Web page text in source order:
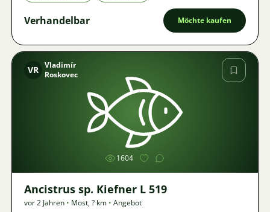
Verhandelbar Möchte kaufen
Bild
VR Vladimír
Roskovec
1604
Ancistrus sp. Kiefner L 519
vor 2 Jahren • Most,? km • Angebot